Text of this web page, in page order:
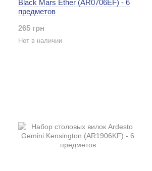
Black Mars Ether (AR0706EF) - 6
предметов
265 грн
Нет в наличии